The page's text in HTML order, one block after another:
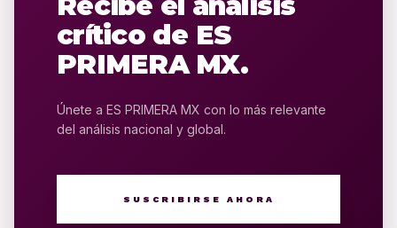
crítico de ES
PRIMERA MX.
Únete a ES PRIMERA MX con lo más relevante
del análisis nacional y global.
SUSCRIBIRSE AHORA